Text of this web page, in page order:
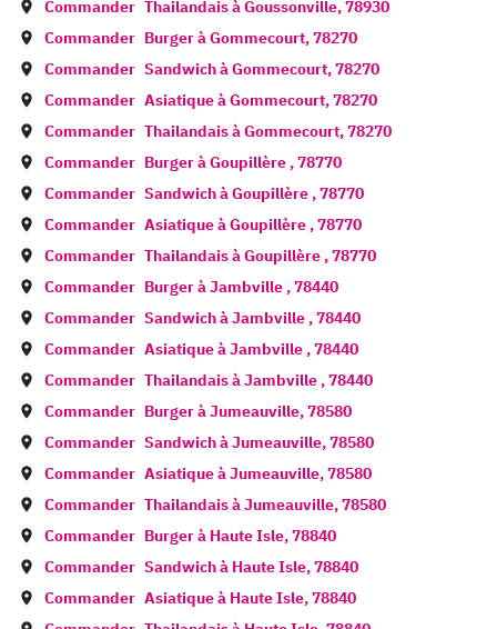
Commander Thailandais àGoussonville,78930
Commander Burger àGommecourt,78270
Commander Sandwich àGommecourt,78270
Commander Asiatique àGommecourt,78270
Commander Thailandais àGommecourt,78270
Commander Burger àGoupillère ,78770
Commander Sandwich àGoupillère ,78770
Commander Asiatique àGoupillère ,78770
Commander Thailandais àGoupillère ,78770
Commander Burger àJambville ,78440
Commander Sandwich àJambville ,78440
Commander Asiatique àJambville ,78440
Commander Thailandais àJambville ,78440
Commander Burger àJumeauville,78580
Commander Sandwich àJumeauville,78580
Commander Asiatique àJumeauville,78580
Commander Thailandais àJumeauville,78580
Commander Burger à Haute Isle,78840
Commander Sandwich à Haute Isle,78840
Commander Asiatique à Haute Isle,78840